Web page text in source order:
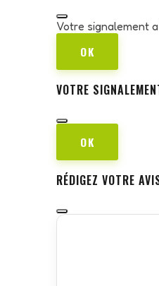
Votre signalement
OK
VOTRE
OK
RÉDIGEZ VOTRE